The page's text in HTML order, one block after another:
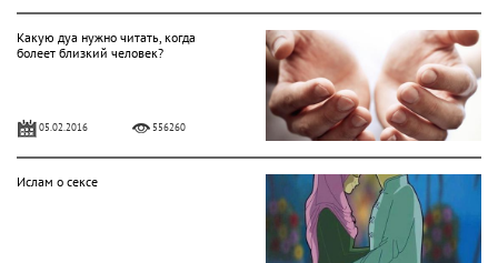
Какую дуа нужно читать, когда
болеет близкий человек?
05.02.2016 556260
Ислам о сексе